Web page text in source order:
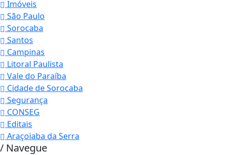
Imóveis
São Paulo
Sorocaba
Santos
Campinas
Litoral Paulista
Vale do Paraíba
Cidade de Sorocaba
Segurança
CONSEG
Editais
Araçoiaba da Serra
/ Navegue